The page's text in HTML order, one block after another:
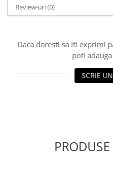
Review-uri(0)
Daca doresti sa iti exprimi
poti
SCRIE